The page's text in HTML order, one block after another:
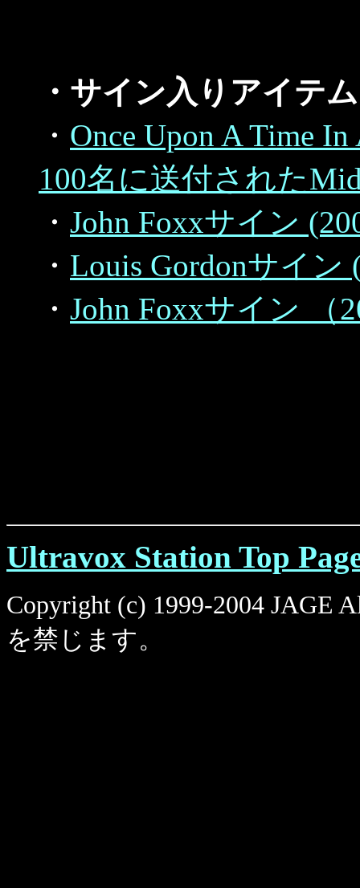
・サイン入りアイテ
・ Once Upon A Time
100名に送付された
・ John Foxxサイン
・ Louis Gordonサイン
・ John Foxxサイン （
Ultravox Station Top
Copyright (c) 1999-2004 JAGE
を禁じます。